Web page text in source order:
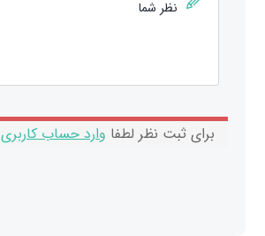
برای ثبت نظر لطفا وارد حساب کاربری